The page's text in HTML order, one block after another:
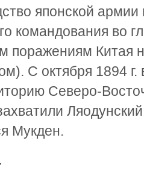
японской
командования во
поражениям Китая
С октября 1894 г.
Северо-
Мукден.